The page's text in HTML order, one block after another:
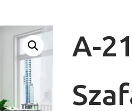
A-21